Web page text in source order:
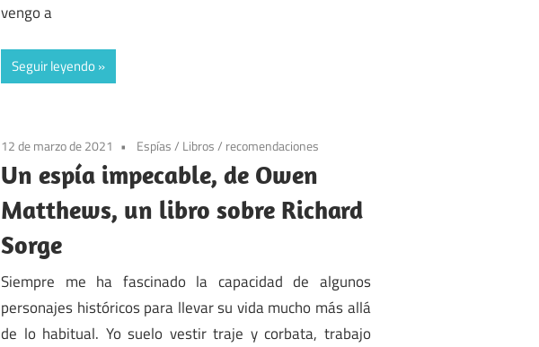
vengo a
Seguir leyendo
12 de marzo de 2021 Espías/ Libros/ recomendaciones
Un espía impecable, de Owen
Matthews, un libro sobre Richard
Sorge
Siempre me ha fascinado la capacidad de algunos
personajes históricos para llevar su vida mucho más allá
de lo habitual. Yo suelo vestir traje y corbata, trabajo